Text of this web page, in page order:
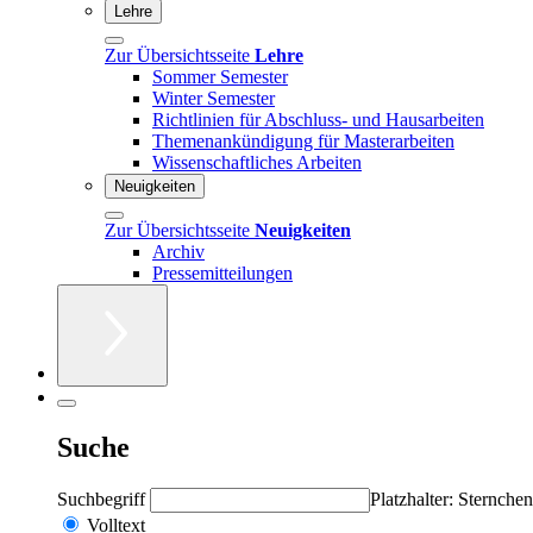
Lehre
Zur Übersichtsseite Lehre
Sommer Semester
Winter Semester
Richtlinien für Abschluss- und Hausarbeiten
Themenankündigung für Masterarbeiten
Wissenschaftliches Arbeiten
Neuigkeiten
Zur Übersichtsseite Neuigkeiten
Archiv
Pressemitteilungen
Suche
Suchbegriff
Platzhalter:
Volltext